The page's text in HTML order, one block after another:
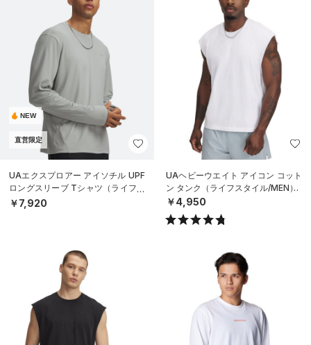
NEW
直営限定
UAエクスプロアー アイソチル UPF
ロングスリーブ Tシャツ（ライフス
タイル/MEN）
￥7,920
UAヘビーウエイト アイコン コット
ン タンク（ライフスタイル/MEN）
￥4,950